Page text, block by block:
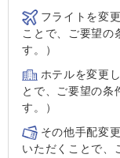
フライトを変
ことで、ご要望の
す。）
ホテルを変更
とで、ご要望の条
す。）
その他手配変
いただくことで、